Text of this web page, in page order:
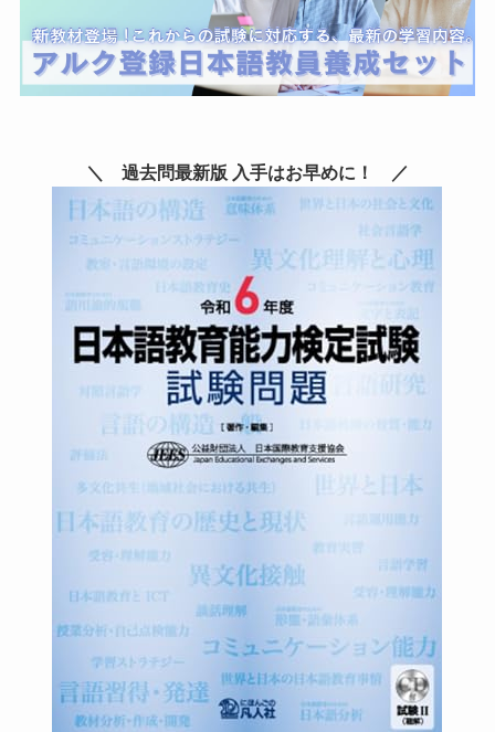
＼ 過去問最新版 入手はお早めに！ ／